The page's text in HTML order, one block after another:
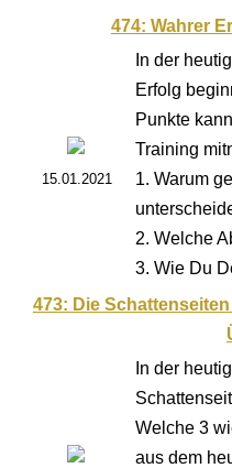
474: Wahrer
15.01.2021
In der
Erfolg
Punkte
Training
1. Warum
2. Welche
3. Wie Du
473: Die
In der
Welche 3
aus dem